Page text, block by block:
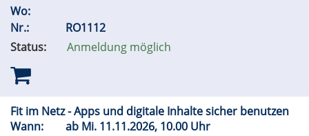
Wo:
Nr.:
RO1112
Status:
Anmeldung möglich
Fit im Netz - Apps und digitale Inhalte sicher benutzen
Wann:
ab Mi. 11.11.2026, 10.00 Uhr